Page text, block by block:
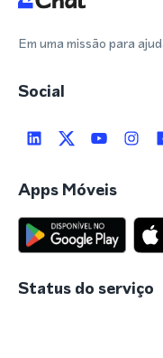
Em uma missão para
Social
Apps Móveis
Status do serviço